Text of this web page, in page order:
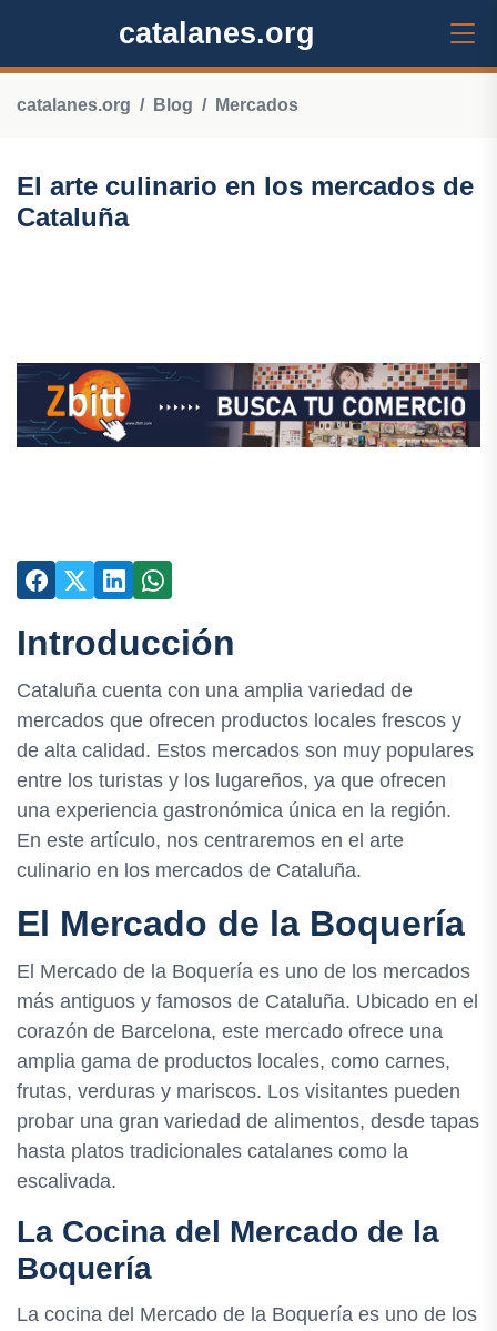
catalanes.org
catalanes.org Blog Mercados
El arte culinario en los mercados de
Cataluña
Introducción
Cataluña cuenta con una amplia variedad de
mercados que ofrecen productos locales frescos y
de alta calidad. Estos mercados son muy populares
entre los turistas y los lugareños, ya que ofrecen
una experiencia gastronómica única en la región.
En este artículo, nos centraremos en el arte
culinario en los mercados de Cataluña.
El Mercado de la Boquería
El Mercado de la Boquería es uno de los mercados
más antiguos y famosos de Cataluña. Ubicado en el
corazón de Barcelona, este mercado ofrece una
amplia gama de productos locales, como carnes,
frutas, verduras y mariscos. Los visitantes pueden
probar una gran variedad de alimentos, desde tapas
hasta platos tradicionales catalanes como la
escalivada.
La Cocina del Mercado de la
Boquería
La cocina del Mercado de la Boquería es uno de los